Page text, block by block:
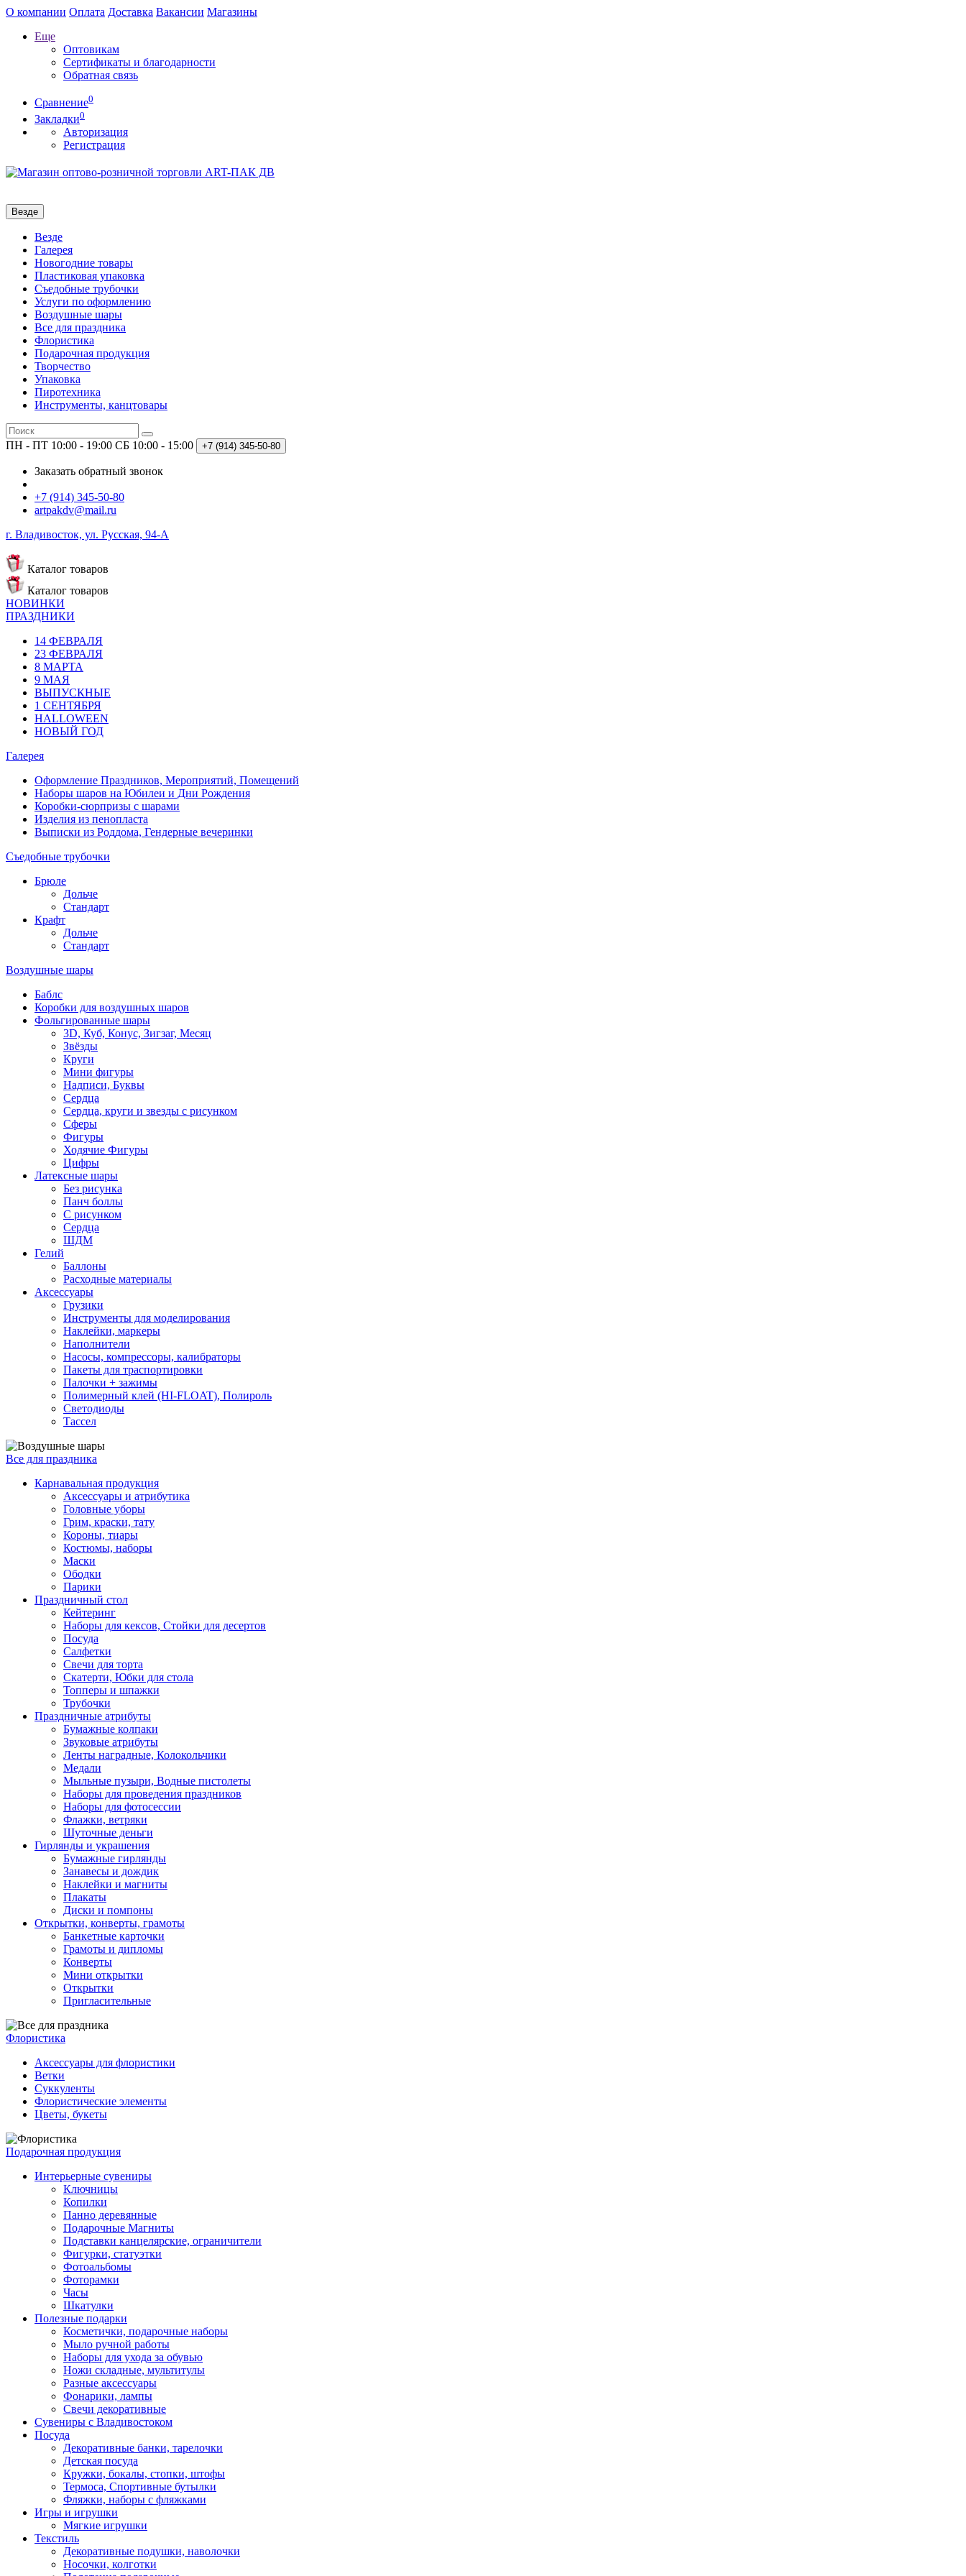
О компании Оплата Доставка Вакансии Магазины
Еще
Оптовикам
Сертификаты и благодарности
Обратная связь
Сравнение0
Закладки0
Авторизация
Регистрация
Везде
Везде
Галерея
Новогодние товары
Пластиковая упаковка
Съедобные трубочки
Услуги по оформлению
Воздушные шары
Все для праздника
Флористика
Подарочная продукция
Творчество
Упаковка
Пиротехника
Инструменты, канцтовары
ПН - ПТ 10:00 - 19:00 СБ 10:00 - 15:00 +7 (914) 345-50-80
Заказать обратный звонок
+7 (914) 345-50-80
artpakdv@mail.ru
г. Владивосток, ул. Русская, 94-А
Каталог товаров
Каталог товаров
НОВИНКИ
ПРАЗДНИКИ
14 ФЕВРАЛЯ
23 ФЕВРАЛЯ
8 МАРТА
9 МАЯ
ВЫПУСКНЫЕ
1 СЕНТЯБРЯ
HALLOWEEN
НОВЫЙ ГОД
Галерея
Оформление Праздников, Мероприятий, Помещений
Наборы шаров на Юбилеи и Дни Рождения
Коробки-сюрпризы с шарами
Изделия из пенопласта
Выписки из Роддома, Гендерные вечеринки
Съедобные трубочки
Брюле
Дольче
Стандарт
Крафт
Дольче
Стандарт
Воздушные шары
Баблс
Коробки для воздушных шаров
Фольгированные шары
3D, Куб, Конус, Зигзаг, Месяц
Звёзды
Круги
Мини фигуры
Надписи, Буквы
Сердца
Сердца, круги и звезды с рисунком
Сферы
Фигуры
Ходячие Фигуры
Цифры
Латексные шары
Без рисунка
Панч боллы
С рисунком
Сердца
ШДМ
Гелий
Баллоны
Расходные материалы
Аксессуары
Грузики
Инструменты для моделирования
Наклейки, маркеры
Наполнители
Насосы, компрессоры, калибраторы
Пакеты для траспортировки
Палочки + зажимы
Полимерный клей (HI-FLOAT), Полироль
Светодиоды
Тассел
Все для праздника
Карнавальная продукция
Аксессуары и атрибутика
Головные уборы
Грим, краски, тату
Короны, тиары
Костюмы, наборы
Маски
Ободки
Парики
Праздничный стол
Кейтеринг
Наборы для кексов, Стойки для десертов
Посуда
Салфетки
Свечи для торта
Скатерти, Юбки для стола
Топперы и шпажки
Трубочки
Праздничные атрибуты
Бумажные колпаки
Звуковые атрибуты
Ленты наградные, Колокольчики
Медали
Мыльные пузыри, Водные пистолеты
Наборы для проведения праздников
Наборы для фотосессии
Флажки, ветряки
Шуточные деньги
Гирлянды и украшения
Бумажные гирлянды
Занавесы и дождик
Наклейки и магниты
Плакаты
Диски и помпоны
Открытки, конверты, грамоты
Банкетные карточки
Грамоты и дипломы
Конверты
Мини открытки
Открытки
Пригласительные
Флористика
Аксессуары для флористики
Ветки
Суккуленты
Флористические элементы
Цветы, букеты
Подарочная продукция
Интерьерные сувениры
Ключницы
Копилки
Панно деревянные
Подарочные Магниты
Подставки канцелярские, ограничители
Фигурки, статуэтки
Фотоальбомы
Фоторамки
Часы
Шкатулки
Полезные подарки
Косметички, подарочные наборы
Мыло ручной работы
Наборы для ухода за обувью
Ножи складные, мультитулы
Разные аксессуары
Фонарики, лампы
Свечи декоративные
Сувениры с Владивостоком
Посуда
Декоративные банки, тарелочки
Детская посуда
Кружки, бокалы, стопки, штофы
Термоса, Спортивные бутылки
Фляжки, наборы с фляжками
Игры и игрушки
Мягкие игрушки
Текстиль
Декоративные подушки, наволочки
Носочки, колготки